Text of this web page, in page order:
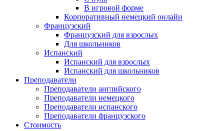
В игровой форме
Корпоративный немецкий онлайн
Французский
Французский для взрослых
Для школьников
Испанский
Испанский для взрослых
Испанский для школьников
Преподаватели
Преподаватели английского
Преподаватели немецкого
Преподаватели испанского
Преподаватели французского
Стоимость